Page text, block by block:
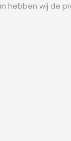
hebben wij de